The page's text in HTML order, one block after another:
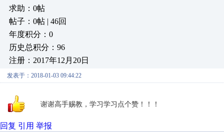
求助：0帖
帖子：0帖 | 46回
年度积分：0
历史总积分：96
注册：2017年12月20日
发表于：2018-01-03 09:44:22
谢谢高手赐教，学习学习点个赞！！！
回复 引用 举报